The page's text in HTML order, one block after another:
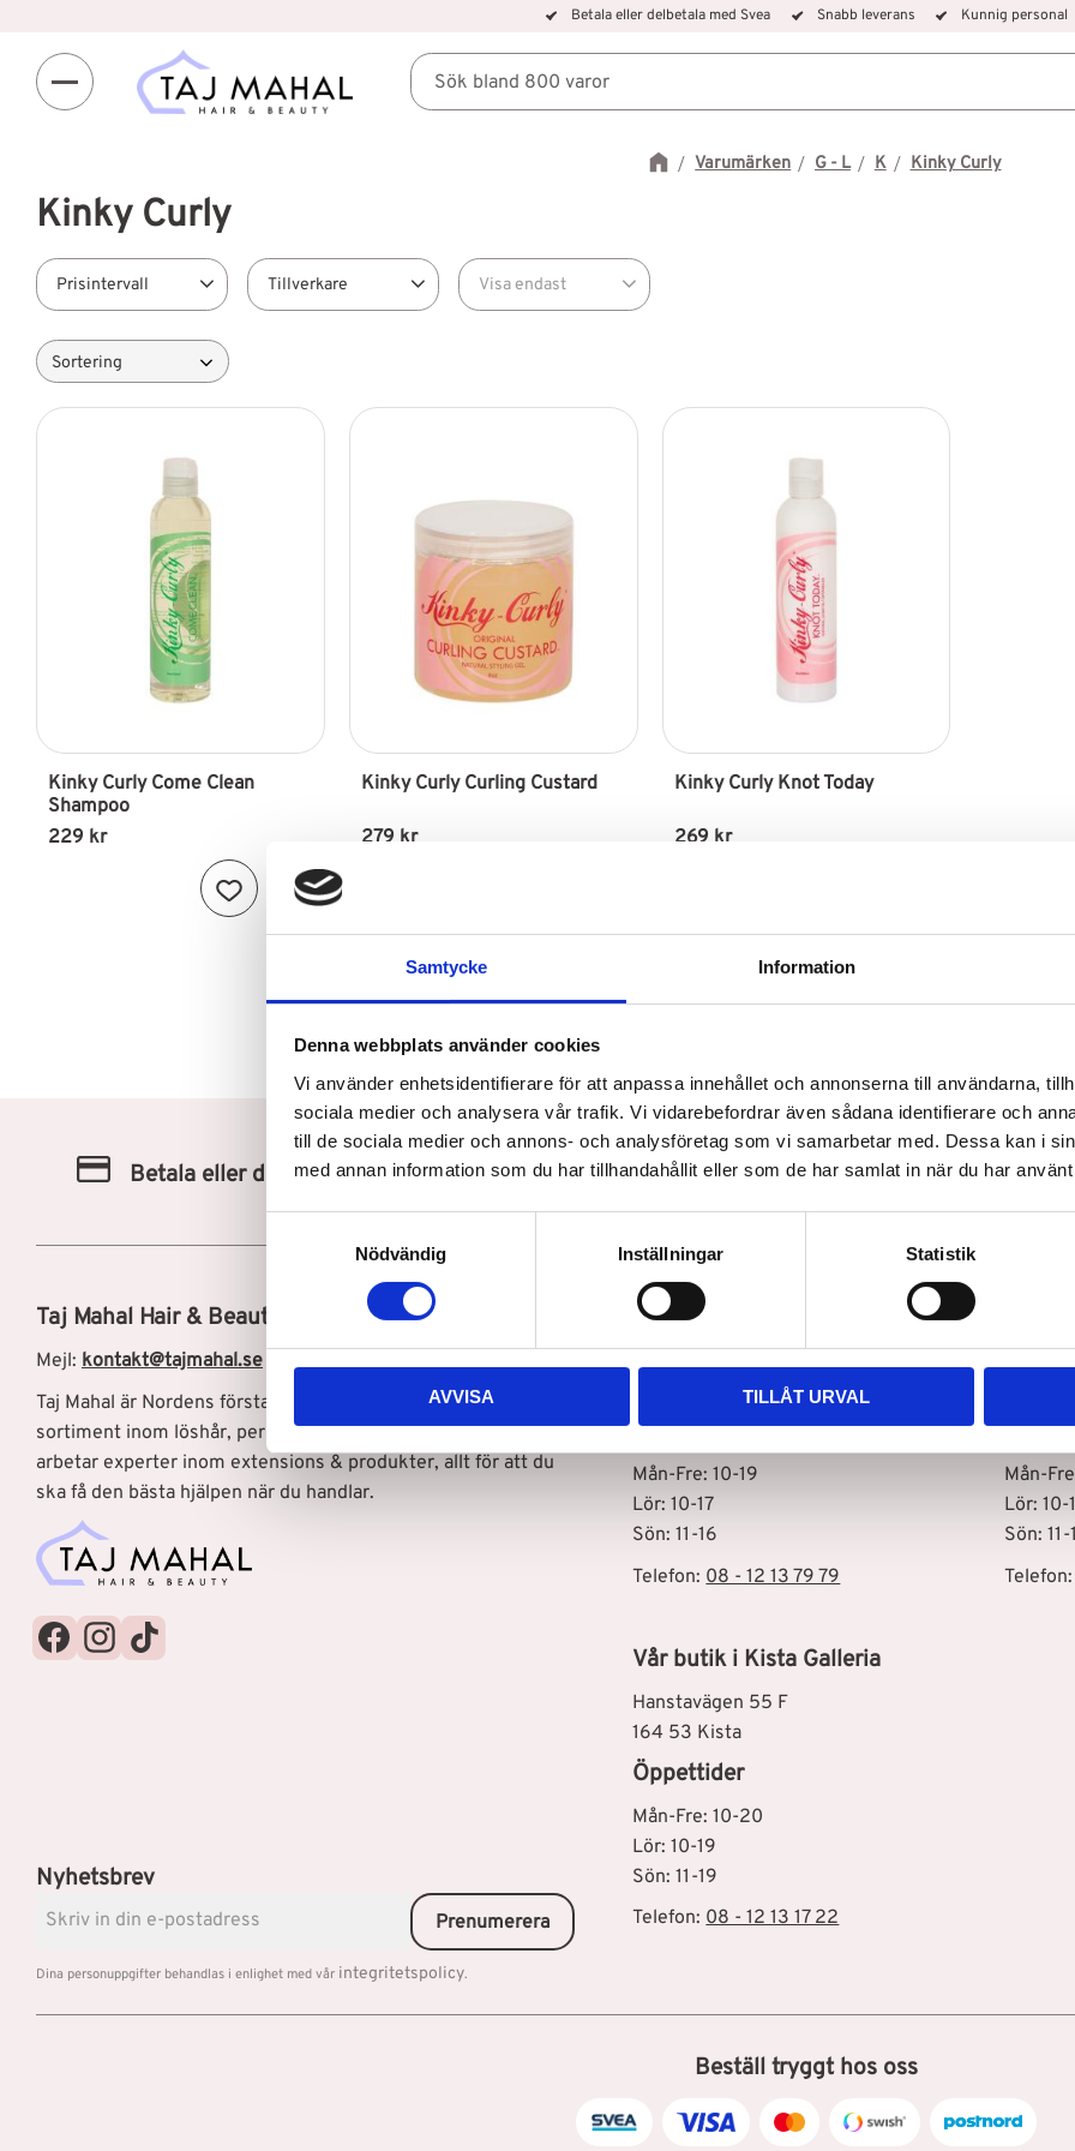
Samtycke Information
Denna webbplats använder cookies
Vi använder enhetsidentifierare för att anpassa innehållet och annonserna till användarna,
sociala medier och analysera vår trafik. Vi vidarebefordrar även sådana identifierare och
till de sociala medier och annons- och analysföretag som vi samarbetar med. Dessa kan i
med annan information som du har tillhandahållit eller som de har samlat in när du har
t
k
s
v
Nödvändig Inställningar Statistik
AVVISA TILLÅT URVAL
Betala eller delbetala med Svea Snabb leverans Kunnig personal
Kinky Curly
Varumärken G - L K Kinky Curly
Prisintervall
229
Tillverkare Visa endast
Välj sortering
Kinky Curly Come Clean
Shampoo
229 kr
Lägg till i favoriter
Kinky Curly Curling Custard
279kr
Kinky Curly Knot Today
269kr
Betala eller delbetala med Klarna Snabb leverans
Taj Mahal Hair & Beauty AB
Mejl: kontakt@tajmahal.se
Taj Mahal är Nordens första löshårsbutik med ett brett
sortiment inom löshår, peruker, och hårprodukter. Hos oss
arbetar experter inom extensions & produkter, allt för att du
ska få den bästa hjälpen när du handlar.
Vår butik i Stockholm C
Drottninggatan 100
111 60 Stockholm
Öppettider
Mån-Fre: 10-19
Lör: 10-17
Sön: 11-16
Telefon: 08 - 12 13 79 79
Vår butik i Kista Galleria
Hanstavägen 55 F
164 53 Kista
Öppettider
Mån-Fre: 10-20
Lör: 10-19
Sön: 11-19
Telefon:08 - 12 13 17 22
Mån-
Lör: 10-
Sön: 11-
Nyhetsbrev
Prenumerera
Dina personuppgifter behandlas i enlighet med vår integritetspolicy.
Beställ tryggt hos oss